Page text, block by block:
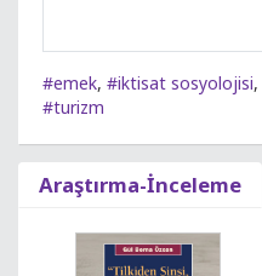
#emek, #iktisat sosyolojisi,
#turizm
Araştırma-İnceleme